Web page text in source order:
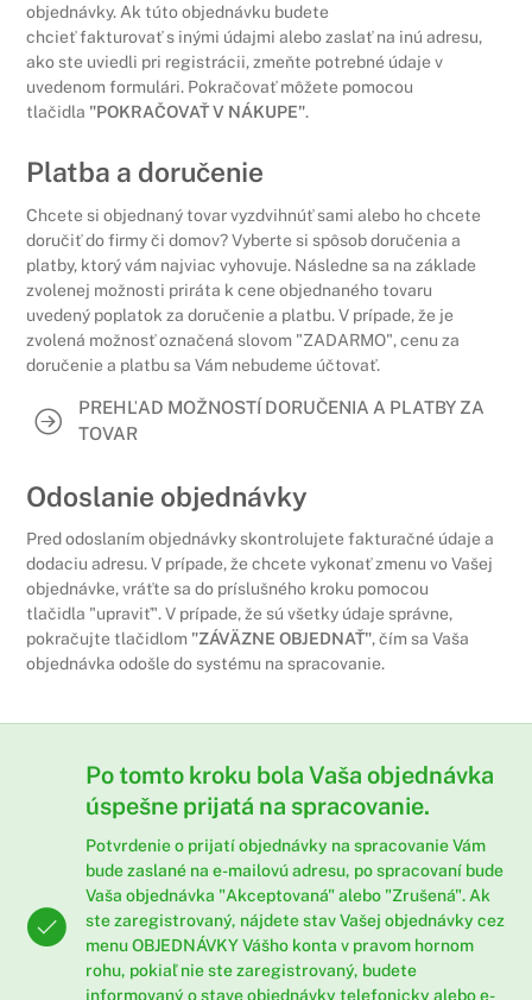
objednávky. Ak túto objednávku budete
chcieť fakturovať s inými údajmi alebo zaslať na inú adresu,
ako ste uviedli pri registrácii, zmeňte potrebné údaje v
uvedenom formulári. Pokračovať môžete pomocou
tlačidla "POKRAČOVAŤ V NÁKUPE".
Platba a doručenie
Chcete si objednaný tovar vyzdvihnúť sami alebo ho chcete
doručiť do firmy či domov? Vyberte si spôsob doručenia a
platby, ktorý vám najviac vyhovuje. Následne sa na základe
zvolenej možnosti priráta k cene objednaného tovaru
uvedený poplatok za doručenie a platbu. V prípade, že je
zvolená možnosť označená slovom "ZADARMO", cenu za
doručenie a platbu sa Vám nebudeme účtovať.
PREHĽAD MOŽNOSTÍ DORUČENIA A PLATBY ZA
TOVAR
Odoslanie objednávky
Pred odoslaním objednávky skontrolujete fakturačné údaje a
dodaciu adresu. V prípade, že chcete vykonať zmenu vo Vašej
objednávke, vráťte sa do príslušného kroku pomocou
tlačidla "upraviť". V prípade, že sú všetky údaje správne,
pokračujte tlačidlom "ZÁVÄZNE OBJEDNAŤ", čím sa Vaša
objednávka odošle do systému na spracovanie.
Po tomto kroku bola Vaša objednávka
úspešne prijatá na spracovanie.
Potvrdenie o prijatí objednávky na spracovanie Vám
bude zaslané na e-mailovú adresu, po spracovaní bude
Vaša objednávka "Akceptovaná" alebo "Zrušená". Ak
ste zaregistrovaný, nájdete stav Vašej objednávky cez
menuOBJEDNÁVKYVášho konta v pravom hornom
rohu, pokiaľ nie ste zaregistrovaný, budete
informovaný o stave objednávky telefonicky alebo e-